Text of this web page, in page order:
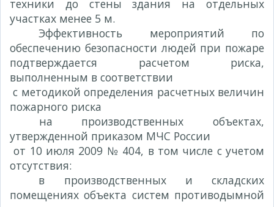
техники до стены здания на отдельных
участках менее 5 м.
Эффективность мероприятий по
обеспечению безопасности людей при пожаре
подтверждается расчетом риска,
выполненным в соответствии
с методикой определения расчетных величин
пожарного риска
на производственных объектах,
утвержденной приказом МЧС России
от 10 июля 2009 № 404, в том числе с учетом
отсутствия:
в производственных и складских
помещениях объекта систем противодымной